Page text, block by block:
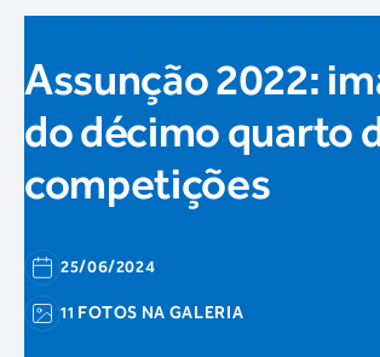
Assunção 2022:
do décimo quarto
competições
25/06/2024
11 FOTOS NA GALERIA